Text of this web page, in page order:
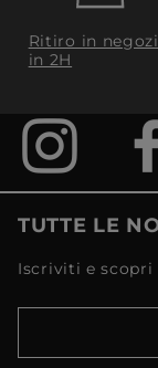
Ritiro in
in 2H
TUTTE LE
Iscriviti e